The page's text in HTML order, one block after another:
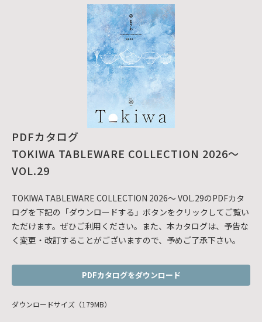
PDFカタログ
TOKIWA TABLEWARE COLLECTION 2026～
VOL.29
TOKIWA TABLEWARE COLLECTION 2026～ VOL.29のPDFカタ
ログを下記の「ダウンロードする」ボタンをクリックしてご覧い
ただけます。ぜひご利用ください。また、本カタログは、予告な
く変更・改訂することがございますので、予めご了承下さい。
PDFカタログをダウンロード
ダウンロードサイズ（179MB）